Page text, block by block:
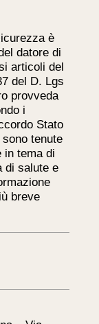
è
datore di
articoli del
del D. Lgs
provveda
i
Stato
tenute
in tema di
di salute e
breve